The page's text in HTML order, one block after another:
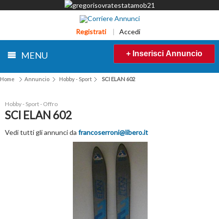
Registrati | Accedi
MENU + Inserisci Annuncio
Home Annuncio Hobby - Sport SCI ELAN 602
Hobby - Sport - Offro
SCI ELAN 602
Vedi tutti gli annunci da francoserroni@libero.it